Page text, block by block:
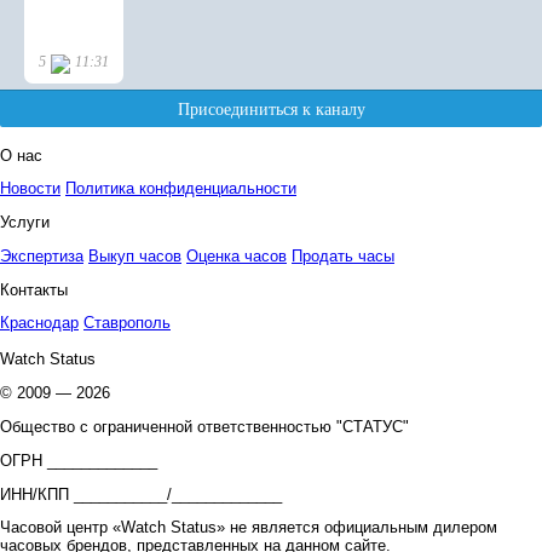
О нас
Новости Политика конфиденциальности
Услуги
Экспертиза Выкуп часов Оценка часов Продать часы
Контакты
Краснодар Ставрополь
Watch Status
© 2009 — 2026
Общество с ограниченной ответственностью "СТАТУС"
ОГРН _____________
ИНН/КПП ___________/_____________
Часовой центр «Watch Status» не является официальным дилером
часовых брендов, представленных на данном сайте.